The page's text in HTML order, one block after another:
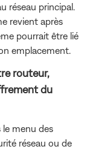
réseau principal.
revient après
pourrait être lié
emplacement.
routeur,
du
menu des
réseau ou de